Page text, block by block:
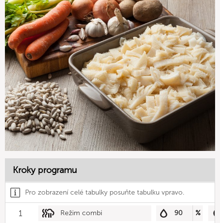
Kroky programu
Pro zobrazení celé tabulky posuňte tabulku vpravo.
1 Režim combi 90 %